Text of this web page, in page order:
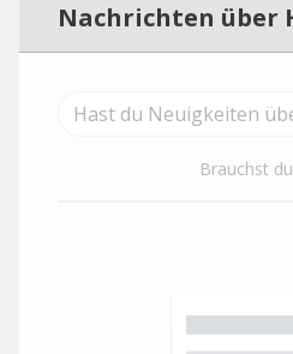
Nachrichten über
Brauchst